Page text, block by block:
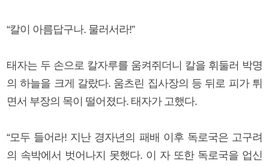
“칼이 아름답구나. 물러서라!”
태자는 두 손으로 칼자루를 움켜쥐더니 칼을 휘둘러 박명
의 하늘을 크게 갈랐다. 움츠린 집사장의 등 뒤로 피가 튀
면서 부장의 목이 떨어졌다. 태자가 고했다.
“모두 들어라! 지난 경자년의 패배 이후 독로국은 고구려
의 속박에서 벗어나지 못했다. 이 자 또한 독로국을 업신